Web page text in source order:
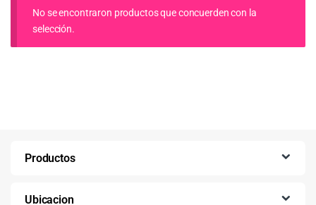
No se encontraron productos que concuerden con la
selección.
Productos
Ubicacion